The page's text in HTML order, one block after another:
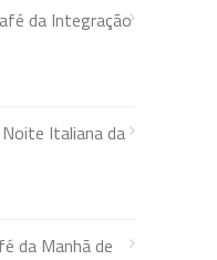
da Integração
Italiana da
da Manhã de